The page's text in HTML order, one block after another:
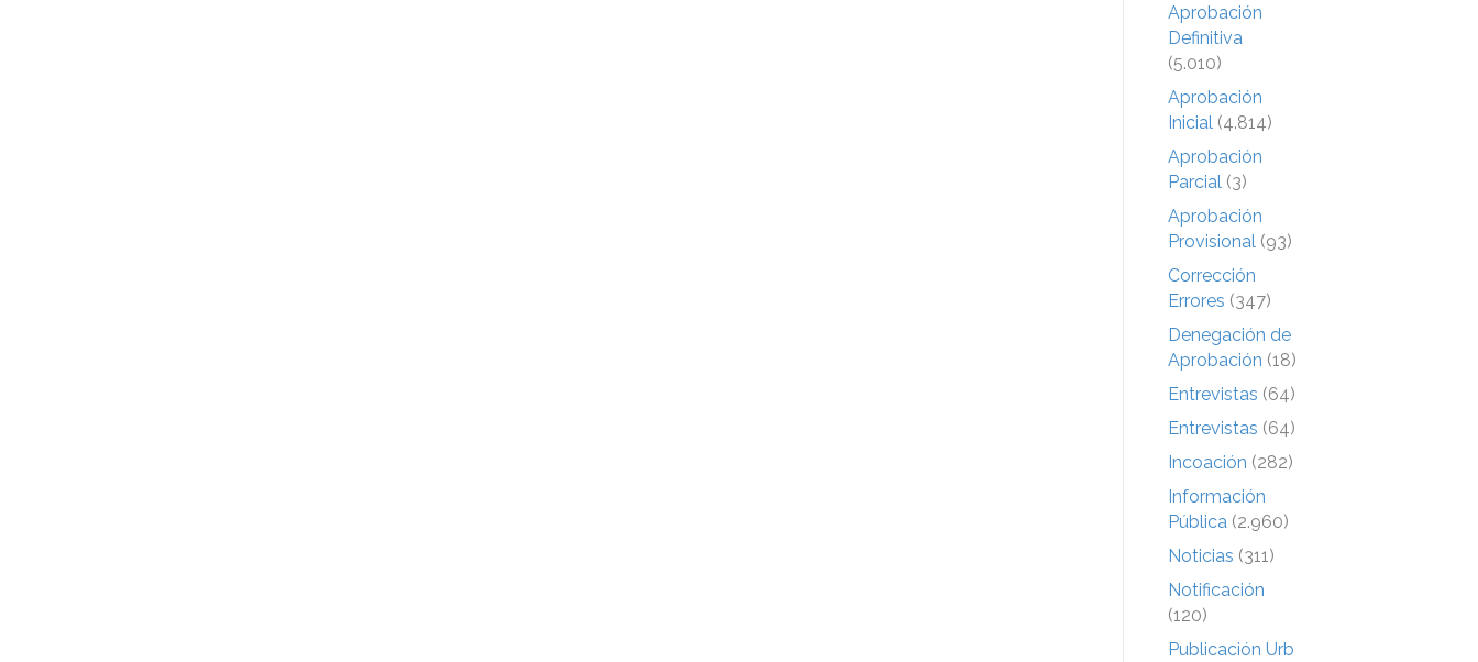
Aprobación
Definitiva
(5.010)
Aprobación
Inicial (4.814)
Aprobación
Parcial (3)
Aprobación
Provisional (93)
Corrección
Errores (347)
Denegación de
Aprobación (18)
Entrevistas (64)
Entrevistas (64)
Incoación (282)
Información
Pública (2.960)
Noticias (311)
Notificación
(120)
Publicación Urb